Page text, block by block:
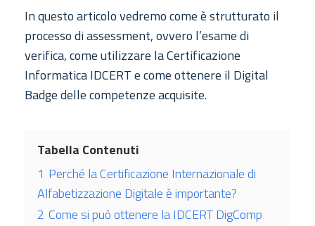
In questo articolo vedremo come è strutturato il
processo di assessment, ovvero l’esame di
verifica, come utilizzare la Certificazione
Informatica IDCERT e come ottenere il Digital
Badge delle competenze acquisite.
Tabella Contenuti
1 Perché la Certificazione Internazionale di
Alfabetizzazione Digitale è importante?
2 Come si può ottenere la IDCERT DigComp